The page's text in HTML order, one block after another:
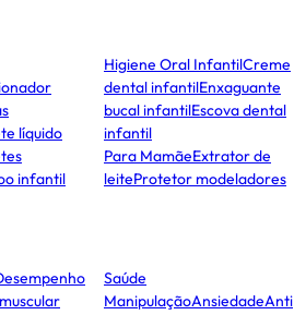
líquido
infantil
Higiene Oral InfantilCreme
dental infantilEnxaguante
bucal infantilEscova dental
infantil
Para MamãeExtrator de
leiteProtetor modeladores
Saúde
ManipulaçãoAnsiedadeAnti